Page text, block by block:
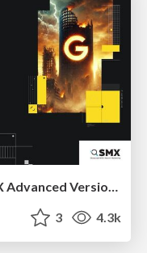
End of SEO as We Know It (SMX Advanced Version)
3 4.3k